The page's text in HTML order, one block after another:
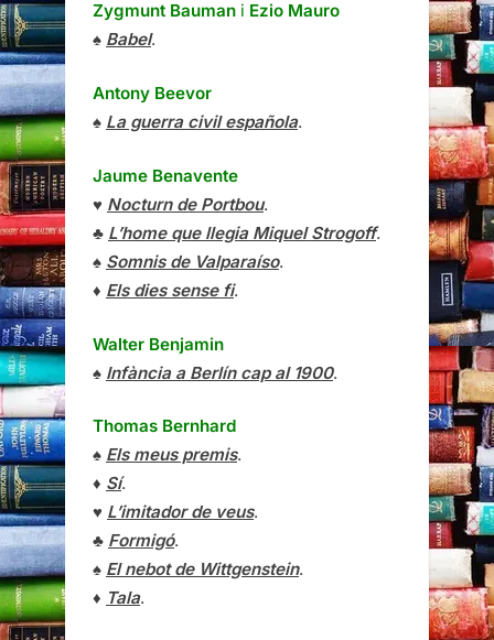
Zygmunt Bauman i Ezio Mauro
♠ Babel.
Antony Beevor
♠ La guerra civil española.
Jaume Benavente
♥ Nocturn de Portbou.
♣ L’home que llegia Miquel Strogoff.
♠ Somnis de Valparaíso.
♦ Els dies sense fi.
Walter Benjamin
♠ Infància a Berlín cap al 1900.
Thomas Bernhard
♠ Els meus premis.
♦ Sí.
♥ L’imitador de veus.
♣ Formigó.
♠ El nebot de Wittgenstein.
♦ Tala.